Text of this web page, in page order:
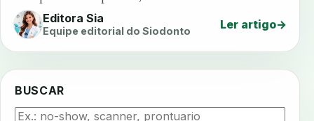
Editora Sia
Equipe editorial do Siodonto Ler artigo→
BUSCAR